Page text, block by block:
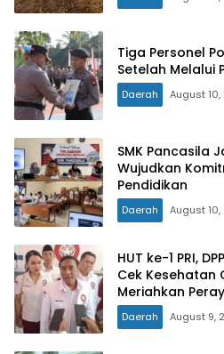
Tiga Personel
Setelah Melalui
Daerah August
SMK Pancasila
Wujudkan
Pendidikan
Daerah August
HUT ke-1 PRI,
Cek Kesehatan
Meriahkan
Daerah August 9,